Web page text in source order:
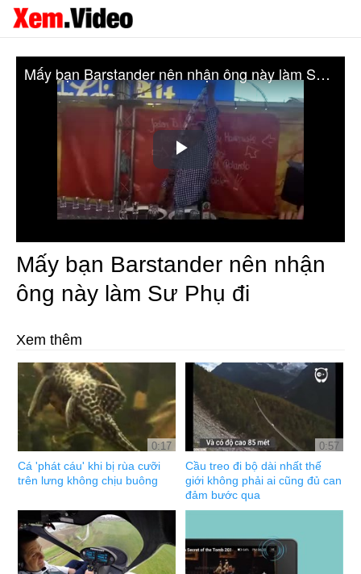
Play
Video
Mấy bạn Barstander nên nhận ông này làm Sư Phụ đi
Mấy bạn Barstander nên nhận
ông này làm Sư Phụ đi
Xem thêm
0:17
Cá 'phát cáu' khi bị rùa cưỡi
trên lưng không chịu buông
0:57
Cầu treo đi bộ dài nhất thế
giới không phải ai cũng đủ can
đảm bước qua